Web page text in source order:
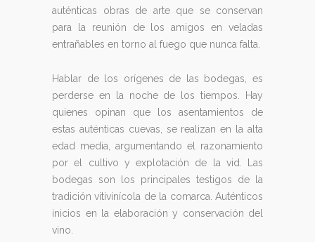
auténticas obras de arte que se conservan
para la reunión de los amigos en veladas
entrañables en torno al fuego que nunca falta.
Hablar de los orígenes de las bodegas, es
perderse en la noche de los tiempos. Hay
quienes opinan que los asentamientos de
estas auténticas cuevas, se realizan en la alta
edad media, argumentando el razonamiento
por el cultivo y explotación de la vid. Las
bodegas son los principales testigos de la
tradición vitivinícola de la comarca. Auténticos
inicios en la elaboración y conservación del
vino.